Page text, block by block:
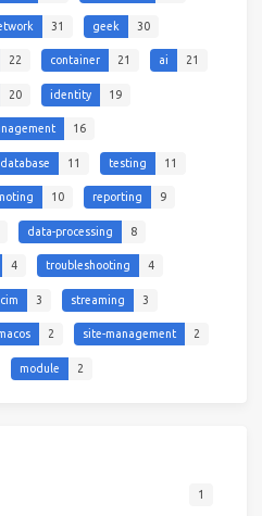
31 geek 30
22 container 21 ai 21
20 identity 19
16
database 11 testing 11
10 reporting 9
data-processing 8
4 troubleshooting 4
cim 3 streaming 3
2 site-management 2
module 2
1